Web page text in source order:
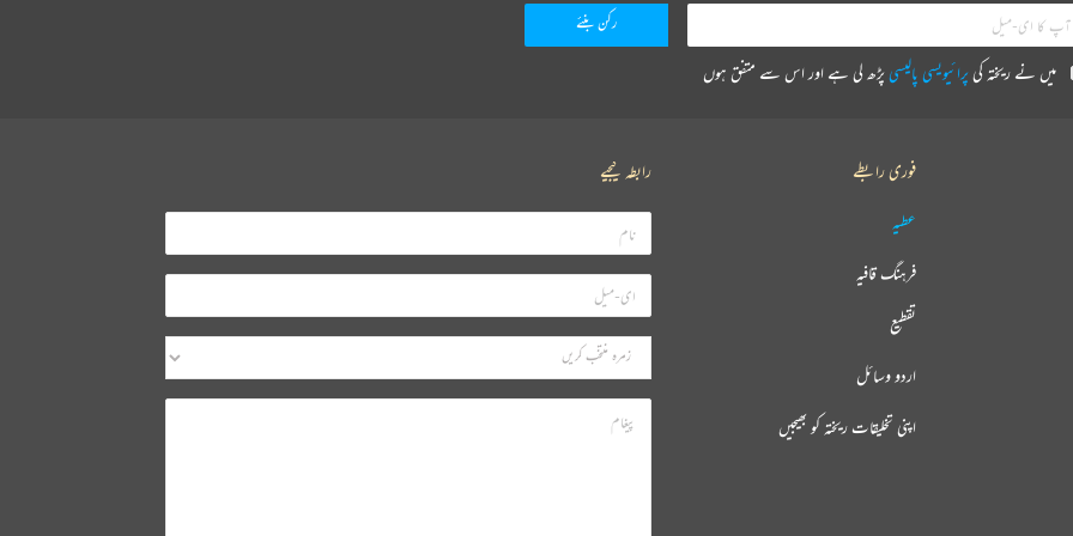
میں نے ریختہ کیپرائیویسی پالیسیپڑھ لی ہے اور اس سے متفق ہوں
فوری رابطے
عطیہ
فرہنگ قافیہ
تقطیع
اردو وسائل
اپنی تخلیقات ریختہ کو بھیجیں
رابطہ کیجیے